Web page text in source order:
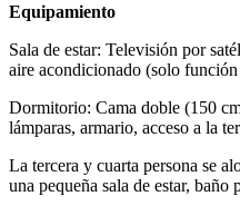
Equipamiento
Sala de estar: Televisión por
aire acondicionado (solo
Dormitorio: Cama doble (150
lámparas, armario, acceso a la
La tercera y cuarta persona se
una pequeña sala de estar,